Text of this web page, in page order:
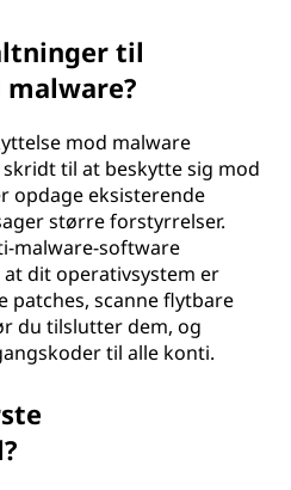
til
mod malware
til at beskytte sig mod
opdage eksisterende
større forstyrrelser.
malware-software
dit operativsystem er
patches, scanne flytbare
du tilslutter dem, og
til alle konti.